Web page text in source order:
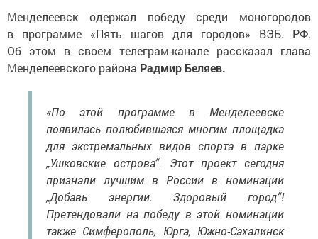
Менделеевск одержал победу среди моногородов
в программе «Пять шагов для городов» ВЭБ. РФ.
Об этом в своем телеграм-канале рассказал глава
Менделеевского района Радмир Беляев.
«По этой программе в Менделеевске
появилась полюбившаяся многим площадка
для экстремальных видов спорта в парке
„Ушковские острова“. Этот проект сегодня
признали лучшим в России в номинации
„Добавь энергии. Здоровый город“!
Претендовали на победу в этой номинации
также Симферополь, Юрга, Южно-Сахалинск